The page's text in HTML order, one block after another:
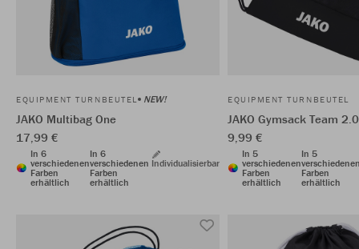
EQUIPMENT TURNBEUTEL NEW!
JAKO Multibag One
17,99 €
In 6
verschiedenen
Farben
erhältlich
In 6
verschiedenen
Farben
erhältlich
Individualisierbar
EQUIPMENT TURNBEUTEL
JAKO Gymsack Team 2.0
9,99 €
In 5
verschiedenen
Farben
erhältlich
In 5
Farben
erhältlich